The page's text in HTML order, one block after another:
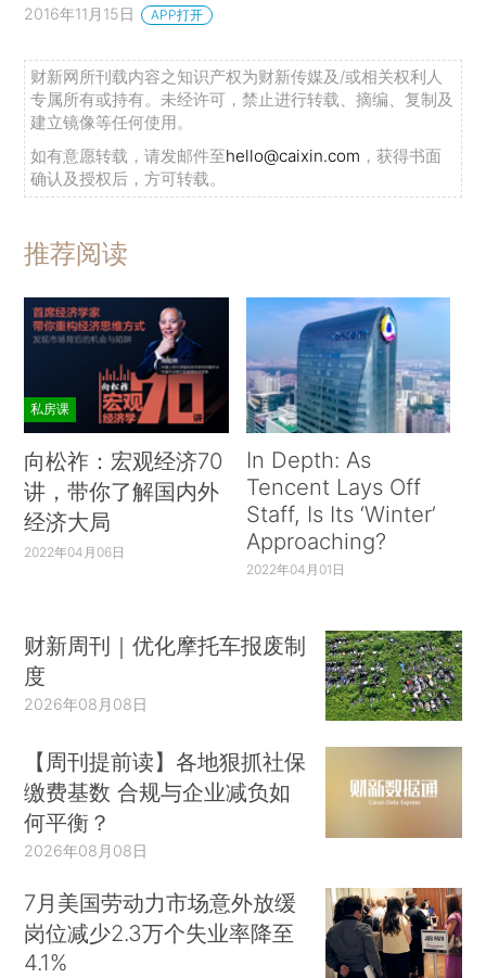
2016年11月15日 APP打开
财新网所刊载内容之知识产权为财新传媒及/或相关权利人
专属所有或持有。未经许可，禁止进行转载、摘编、复制及
建立镜像等任何使用。
如有意愿转载，请发邮件至hello@caixin.com ，获得书面
确认及授权后，方可转载。
推荐阅读
私房课
向松祚：宏观经济70
讲，带你了解国内外
经济大局
2022年04月06日
In Depth: As
Tencent Lays Off
Staff, Is Its ‘Winter’
Approaching?
2022年04月01日
财新周刊｜优化摩托车报废制
度
2026年08月08日
【周刊提前读】各地狠抓社保
缴费基数 合规与企业减负如
何平衡？
2026年08月08日
7月美国劳动力市场意外放缓
岗位减少2.3万个失业率降至
4.1%